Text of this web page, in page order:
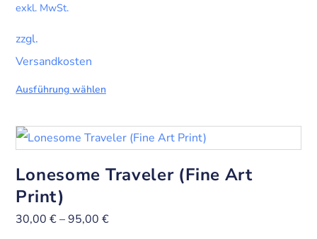
exkl. MwSt.
zzgl.
Versandkosten
Ausführung wählen
Lonesome Traveler (Fine Art
Print)
30,00€–95,00€